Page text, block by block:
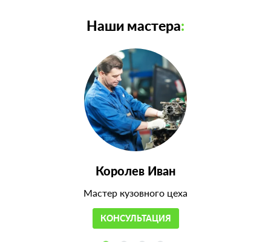
Наши мастера:
Королев Иван
Мастер кузовного цеха
КОНСУЛЬТАЦИЯ